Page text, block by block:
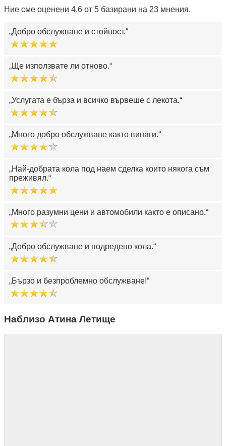
Ние сме оценени 4,6 от 5 базирани на 23 мнения.
Добро обслужване и стойност.
Ще използвате ли отново.
Услугата е бърза и всичко вървеше с лекота.
Много добро обслужване както винаги.
Най-добрата кола под наем сделка които някога съм
преживял.
Много разумни цени и автомобили както е описано.
Добро обслужване и подредено кола.
Бързо и безпроблемно обслужване!
Наблизо Атина Летище